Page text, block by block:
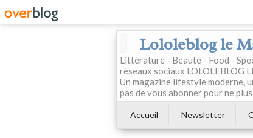
Lololeblog le
Littérature - Beauté - Food -
réseaux sociaux LOLOLEBLOG
Un magazine lifestyle moderne,
pas de vous abonner pour ne
Accueil Newsletter